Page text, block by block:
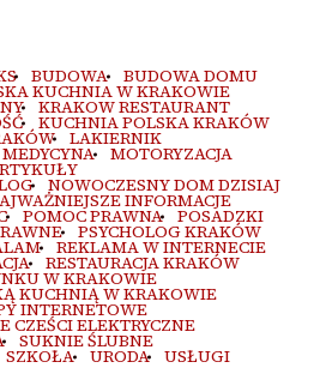
BUDOWA BUDOWA DOMU
KUCHNIA W KRAKOWIE
KRAKOW RESTAURANT
KUCHNIA POLSKA KRAKÓW
LAKIERNIK
MEDYCYNA MOTORYZACJA
NOWOCZESNY DOM DZISIAJ
INFORMACJE
POMOC PRAWNA POSADZKI
PSYCHOLOG KRAKÓW
REKLAMA W INTERNECIE
RESTAURACJA KRAKÓW
W KRAKOWIE
KUCHNIĄ W KRAKOWIE
INTERNETOWE
CZEŚCI ELEKTRYCZNE
SUKNIE ŚLUBNE
SZKOŁA URODA USŁUGI